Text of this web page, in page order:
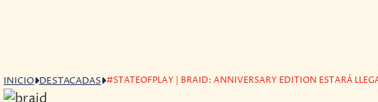
INICIO DESTACADAS #STATEOFPLAY | BRAID: ANNIVERSARY EDITION ESTARÁ